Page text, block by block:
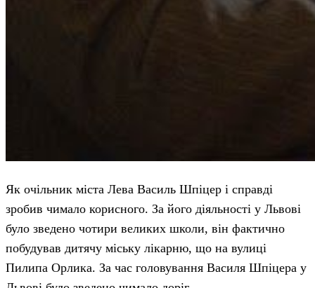
Як очільник міста Лева Василь Шпіцер і справді
зробив чимало корисного. За його діяльності у Львові
було зведено чотири великих школи, він фактично
побудував дитячу міську лікарню, що на вулиці
Пилипа Орлика. За час головування Василя Шпіцера у